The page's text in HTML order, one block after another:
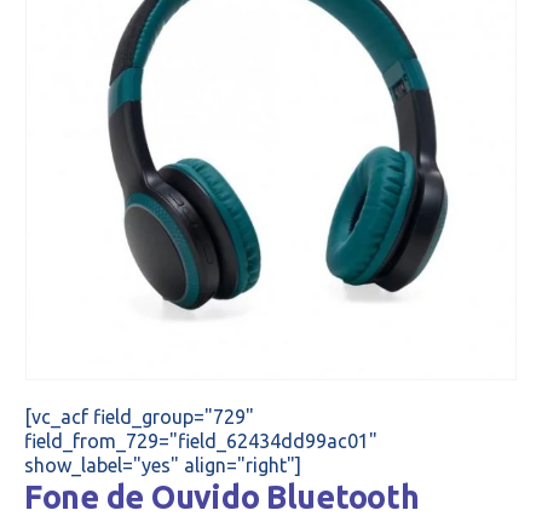
[vc_acf field_group="729"
field_from_729="field_62434dd99ac01"
show_label="yes" align="right"]
Fone de Ouvido Bluetooth